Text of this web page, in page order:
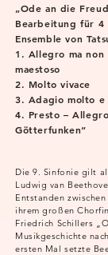
„Ode an die
Bearbeitung für 4
Ensemble von
1. Allegro ma
maestoso
2. Molto vivace
3. Adagio molto e
4. Presto –
Götterfunken“
Die 9. Sinfonie gilt
Ludwig van
Entstanden
ihrem großen
Friedrich Schillers
Musikgeschichte
ersten Mal setzte